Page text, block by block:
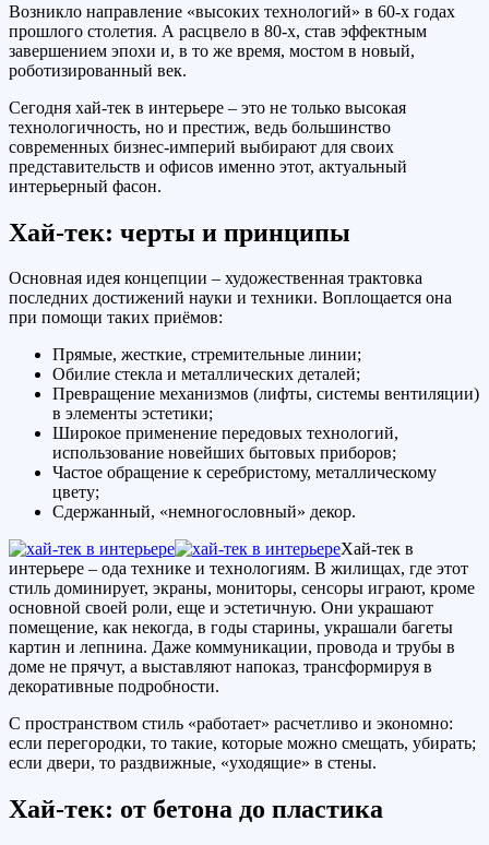
Возникло направление «высоких технологий» в 60-х годах
прошлого столетия. А расцвело в 80-х, став эффектным
завершением эпохи и, в то же время, мостом в новый,
роботизированный век.
Сегодня хай-тек в интерьере – это не только высокая
технологичность, но и престиж, ведь большинство
современных бизнес-империй выбирают для своих
представительств и офисов именно этот, актуальный
интерьерный фасон.
Хай-тек: черты и принципы
Основная идея концепции – художественная трактовка
последних достижений науки и техники. Воплощается она
при помощи таких приёмов:
Прямые, жесткие, стремительные линии;
Обилие стекла и металлических деталей;
Превращение механизмов (лифты, системы вентиляции)
в элементы эстетики;
Широкое применение передовых технологий,
использование новейших бытовых приборов;
Частое обращение к серебристому, металлическому
цвету;
Сдержанный, «немногословный» декор.
Хай-тек в
интерьере – ода технике и технологиям. В жилищах, где этот
стиль доминирует, экраны, мониторы, сенсоры играют, кроме
основной своей роли, еще и эстетичную. Они украшают
помещение, как некогда, в годы старины, украшали багеты
картин и лепнина. Даже коммуникации, провода и трубы в
доме не прячут, а выставляют напоказ, трансформируя в
декоративные подробности.
С пространством стиль «работает» расчетливо и экономно:
если перегородки, то такие, которые можно смещать, убирать;
если двери, то раздвижные, «уходящие» в стены.
Хай-тек: от бетона до пластика